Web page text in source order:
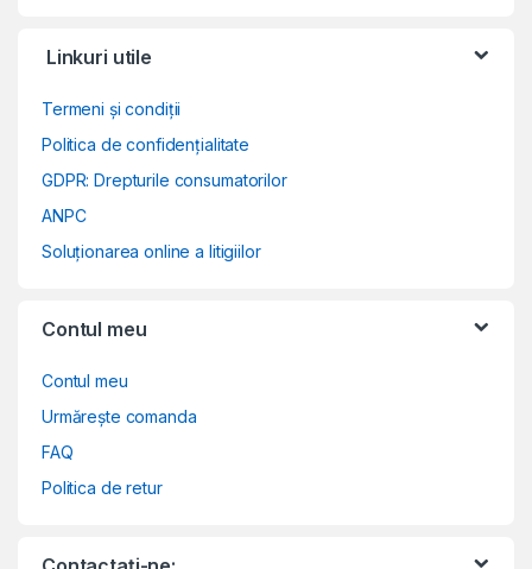
Linkuri utile
Termeni și condiții
Politica de confidențialitate
GDPR: Drepturile consumatorilor
ANPC
Soluționarea online a litigiilor
Contul meu
Contul meu
Urmărește comanda
FAQ
Politica de retur